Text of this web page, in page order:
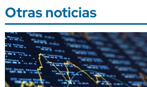
Otras noticias